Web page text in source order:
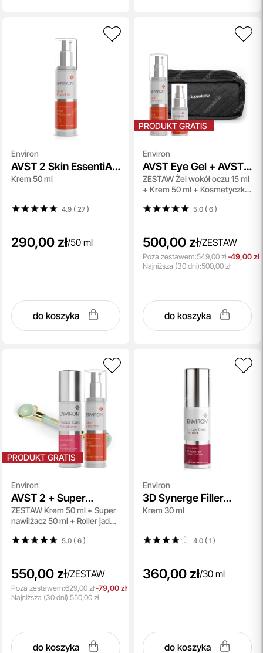
Environ
AVST 2 Skin EssentiA
Cream
Krem 50 ml
4.9 ( 27)
290,00 zł/50 ml
do koszyka
PRODUKT GRATIS
Environ
AVST Eye Gel + AVST 1
Cream + Kosmetyczka
Topestetic Gratis
ZESTAW Żel wokół oczu 15 ml
+ Krem 50 ml + Kosmetyczka
5.0 ( 6)
500,00 zł/ZESTAW
Poza zestawem:549,00 zł-49,00 zł
Najniższa (30 dni):500,00 zł
do koszyka
PRODUKT GRATIS
Environ
AVST 2 + Super
Moisturiser + Roller
Topestetic
ZESTAW Krem 50 ml + Super
nawilżacz 50 ml + Roller jadeit
5.0 ( 6)
550,00 zł/ZESTAW
Poza zestawem:629,00 zł-79,00 zł
Najniższa (30 dni):550,00 zł
do koszyka
Environ
3D Synerge Filler
Creme
Krem 30 ml
4.0 ( 1)
360,00 zł/30 ml
do koszyka